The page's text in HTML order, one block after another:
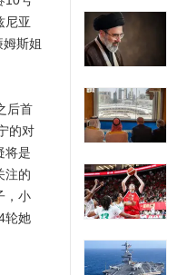
尼亚
斯姐
后首
的对
将是
注的
，小
轮她